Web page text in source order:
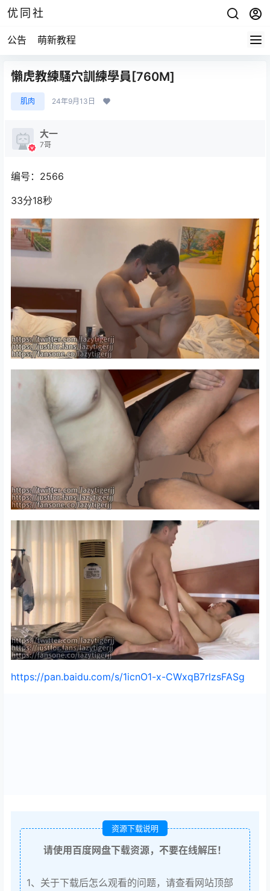
优同社
公告 萌新教程
懶虎教練騷穴訓練學員[760M]
肌肉 24年9月13日
大一
7哥
编号：2566
33分18秒
https://pan.baidu.com/s/1icnO1-x-CWxqB7rlzsFASg
资源下载说明
请使用百度网盘下载资源，不要在线解压！
1、关于下载后怎么观看的问题，请查看网站顶部